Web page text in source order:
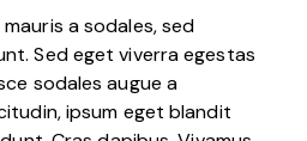
a sodales, sed
Sed eget viverra egestas
sodales augue a
ipsum eget blandit